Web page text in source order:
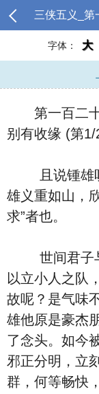
字体： 大
第一百二十
别有收缘 (第1/
且说锺雄听
雄义重如山，
求”者也。
世间君子与
以立小人之队
故呢？是气味
雄他原是豪杰
了念头。如今
邪正分明，立
群，何等畅快